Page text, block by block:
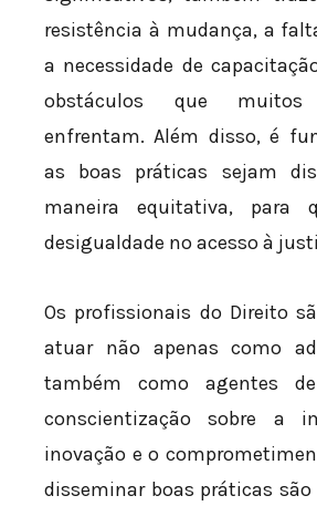
resistência à mudança, a
a necessidade de
obstáculos que muitos
enfrentam. Além disso, é
as boas práticas sejam
maneira equitativa, para
desigualdade no acesso à
Os profissionais do Direito
atuar não apenas como
também como agentes
conscientização sobre a
inovação e o
disseminar boas práticas